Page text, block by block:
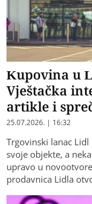
Kupovina u
Vještačka
artikle i
25.07.2026. | 16:32
Trgovinski lanac
svoje objekte, a
upravo u
prodavnica Lidla